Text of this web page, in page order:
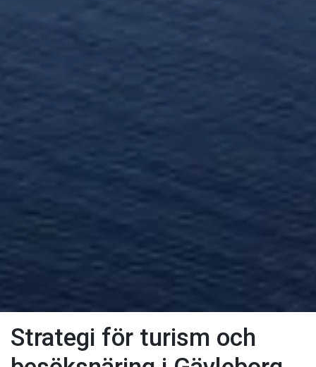
Strategi för turism och